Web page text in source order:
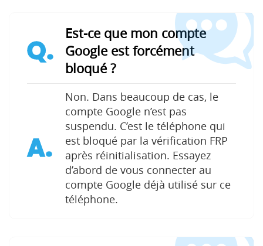
Q.
Est-ce que mon compte
Google est forcément
bloqué ?
A.
Non. Dans beaucoup de cas, le
compte Google n’est pas
suspendu. C’est le téléphone qui
est bloqué par la vérification FRP
après réinitialisation. Essayez
d’abord de vous connecter au
compte Google déjà utilisé sur ce
téléphone.